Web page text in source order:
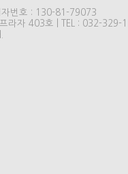
자번호 : 130-81-79073
라자 403호 | TEL : 032-